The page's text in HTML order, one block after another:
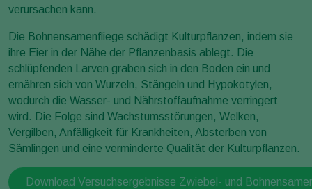
verursachen kann.
Die Bohnensamenfliege schädigt Kulturpflanzen, indem sie
ihre Eier in der Nähe der Pflanzenbasis ablegt. Die
schlüpfenden Larven graben sich in den Boden ein und
ernähren sich von Wurzeln, Stängeln und Hypokotylen,
wodurch die Wasser- und Nährstoffaufnahme verringert
wird. Die Folge sind Wachstumsstörungen, Welken,
Vergilben, Anfälligkeit für Krankheiten, Absterben von
Sämlingen und eine verminderte Qualität der Kulturpflanzen.
Download Versuchsergebnisse Zwiebel- und